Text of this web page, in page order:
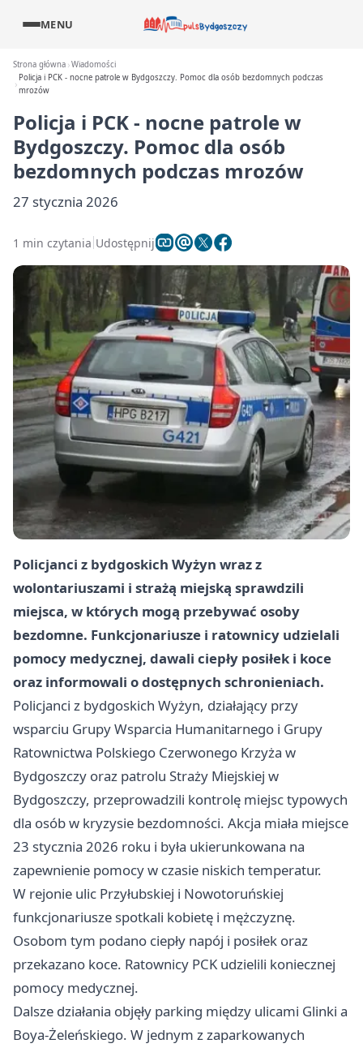
MENU
Strona główna Wiadomości
Policja i PCK - nocne patrole w Bydgoszczy. Pomoc dla osób bezdomnych podczas
mrozów
Policja i PCK - nocne patrole w
Bydgoszczy. Pomoc dla osób
bezdomnych podczas mrozów
27 stycznia 2026
1 min czytania Udostępnij
Policjanci z bydgoskich Wyżyn wraz z
wolontariuszami i strażą miejską sprawdzili
miejsca, w których mogą przebywać osoby
bezdomne. Funkcjonariusze i ratownicy udzielali
pomocy medycznej, dawali ciepły posiłek i koce
oraz informowali o dostępnych schronieniach.
Policjanci z bydgoskich Wyżyn, działający przy
wsparciu Grupy Wsparcia Humanitarnego i Grupy
Ratownictwa Polskiego Czerwonego Krzyża w
Bydgoszczy oraz patrolu Straży Miejskiej w
Bydgoszczy, przeprowadzili kontrolę miejsc typowych
dla osób w kryzysie bezdomności. Akcja miała miejsce
23 stycznia 2026 roku i była ukierunkowana na
zapewnienie pomocy w czasie niskich temperatur.
W rejonie ulic Przyłubskiej i Nowotoruńskiej
funkcjonariusze spotkali kobietę i mężczyznę.
Osobom tym podano ciepły napój i posiłek oraz
przekazano koce. Ratownicy PCK udzielili koniecznej
pomocy medycznej.
Dalsze działania objęły parking między ulicami Glinki a
Boya-Żeleńskiego. W jednym z zaparkowanych